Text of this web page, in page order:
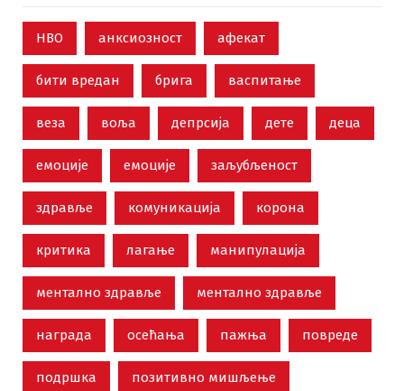
НВО анксиозност афекат
бити вредан брига васпитање
веза воља депрсија дете деца
емоције емоције заљубљеност
здравље комуникација корона
критика лагање манипулација
ментално здравље ментално здравље
награда осећања пажња повреде
подршка позитивно мишљење